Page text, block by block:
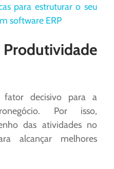
para estruturar o seu
software ERP
decisivo para a
Por isso,
das atividades no
alcançar melhores